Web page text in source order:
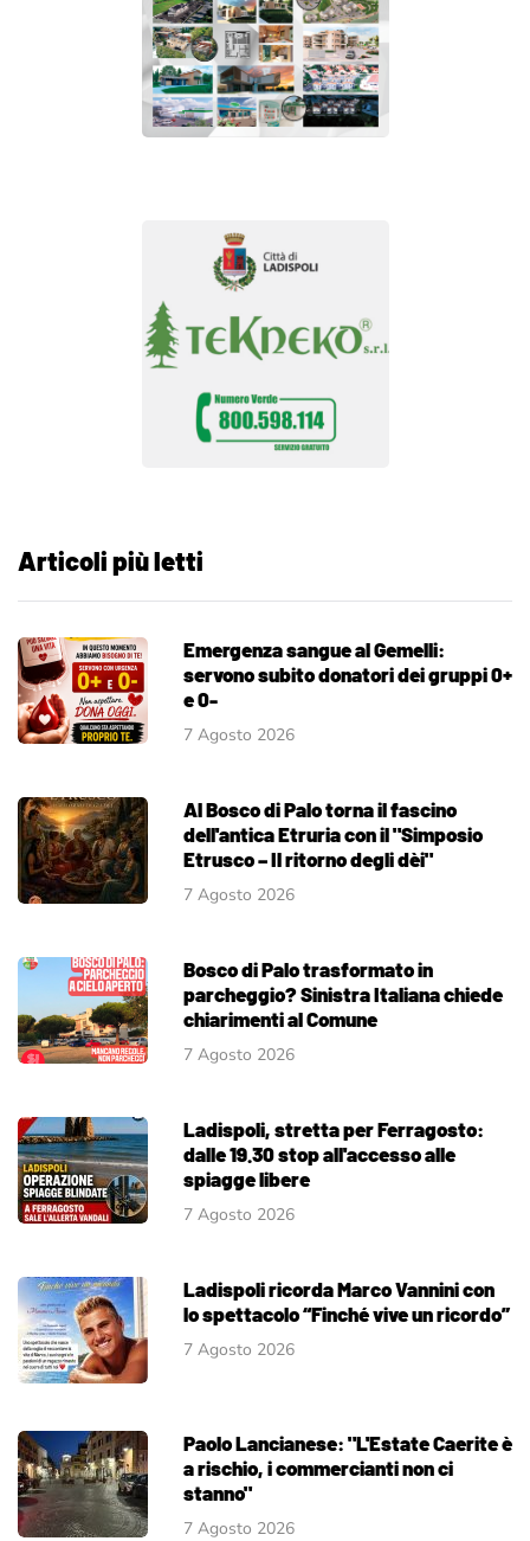
Articoli più letti
Emergenza sangue al Gemelli:
servono subito donatori dei gruppi 0+
e 0-
7 Agosto 2026
Al Bosco di Palo torna il fascino
dell'antica Etruria con il "Simposio
Etrusco – Il ritorno degli dèi"
7 Agosto 2026
Bosco di Palo trasformato in
parcheggio? Sinistra Italiana chiede
chiarimenti al Comune
7 Agosto 2026
Ladispoli, stretta per Ferragosto:
dalle 19.30 stop all'accesso alle
spiagge libere
7 Agosto 2026
Ladispoli ricorda Marco Vannini con
lo spettacolo “Finché vive un ricordo”
7 Agosto 2026
Paolo Lancianese: "L'Estate Caerite è
a rischio, i commercianti non ci
stanno"
7 Agosto 2026